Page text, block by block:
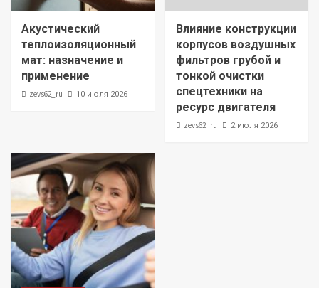
Акустический
теплоизоляционный
мат: назначение и
применение
zevs62_ru 10 июля 2026
Влияние конструкции
корпусов воздушных
фильтров грубой и
тонкой очистки
спецтехники на
ресурс двигателя
zevs62_ru 2 июля 2026